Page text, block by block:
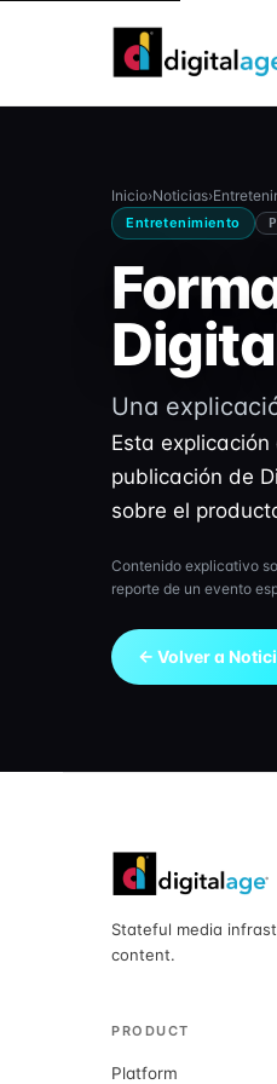
Inicio›Noticias›
Entretenimiento
Una
Esta
publicación de
sobre el
Contenido explicativo
reporte de un evento
← Volver a
Stateful media
content.
PRODUCT
Platform